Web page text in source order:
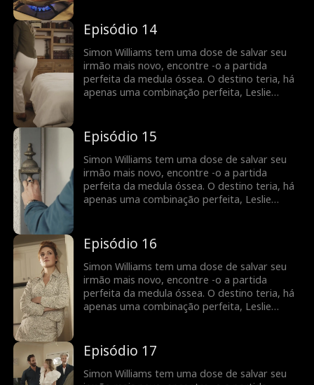
possa ficar nos Estados Unidos. Leslie precisa
de um green card, e Simon precisa de sua
medula óssea. Mas o que acontece quando
Leslie descobre ... Simon é realmente o
herdeiro de uma empresa de bilhões de
dólares e não o Joe médio que ele se faz?
Episódio 14
Simon Williams tem uma dose de salvar seu
irmão mais novo, encontre -o a partida
perfeita da medula óssea. O destino teria, há
apenas uma combinação perfeita, Leslie
possa ficar nos Estados Unidos. Leslie precisa
de um green card, e Simon precisa de sua
medula óssea. Mas o que acontece quando
Leslie descobre ... Simon é realmente o
herdeiro de uma empresa de bilhões de
dólares e não o Joe médio que ele se faz?
Episódio 15
Simon Williams tem uma dose de salvar seu
irmão mais novo, encontre -o a partida
perfeita da medula óssea. O destino teria, há
apenas uma combinação perfeita, Leslie
possa ficar nos Estados Unidos. Leslie precisa
de um green card, e Simon precisa de sua
medula óssea. Mas o que acontece quando
Leslie descobre ... Simon é realmente o
herdeiro de uma empresa de bilhões de
dólares e não o Joe médio que ele se faz?
Episódio 16
Simon Williams tem uma dose de salvar seu
irmão mais novo, encontre -o a partida
perfeita da medula óssea. O destino teria, há
apenas uma combinação perfeita, Leslie
possa ficar nos Estados Unidos. Leslie precisa
de um green card, e Simon precisa de sua
medula óssea. Mas o que acontece quando
Episódio 17
Simon Williams tem uma dose de salvar seu